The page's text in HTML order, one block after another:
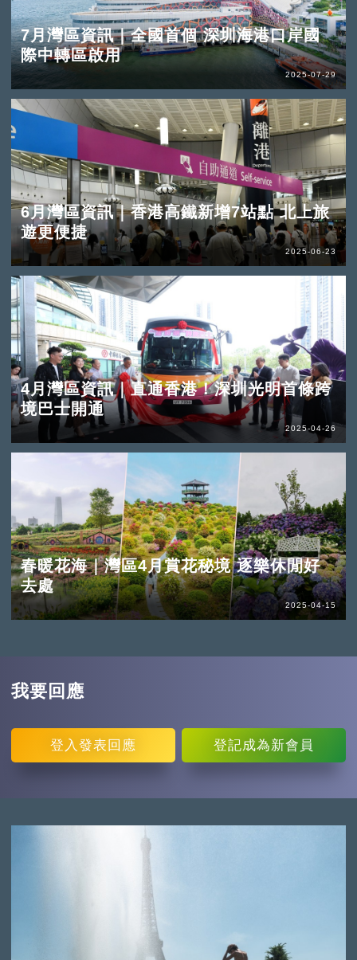
7月灣區資訊｜全國首個 深圳海港口岸國
際中轉區啟用
2025-07-29
6月灣區資訊｜香港高鐵新增7站點 北上旅
遊更便捷
2025-06-23
4月灣區資訊｜直通香港！深圳光明首條跨
境巴士開通
2025-04-26
春暖花海｜灣區4月賞花秘境 逐樂休閒好
去處
2025-04-15
我要回應
登入 發表回應 登記成為新會員